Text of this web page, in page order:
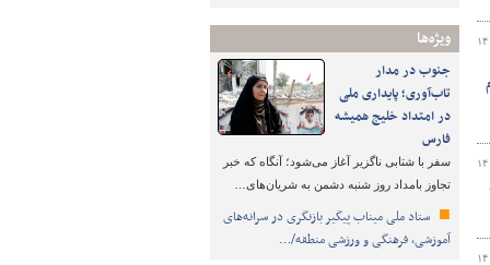
ویژه‌ها
جنوب در مدار
تاب‌آوری؛ پایداری ملی
در امتداد خلیج همیشه
فارس
سفر با شتابی ناگزیر آغاز می‌شود؛ آنگاه که خبر
تجاوز بامداد روز شنبه دشمن به شریان‌های…
ستاد ملی میناب پیگیر بازنگری در سرانه‌های
آموزشی، فرهنگی و ورزشی منطقه/…